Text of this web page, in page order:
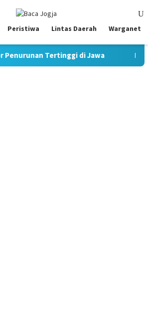
Peristiwa Lintas Daerah Warganet
Tertinggi di Jawa Pimpin